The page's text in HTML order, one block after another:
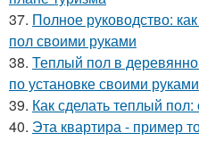
37. Полное руководство:
пол своими руками
38. Теплый пол в
по установке своими руками
39. Как сделать теплый
40. Эта квартира - пример